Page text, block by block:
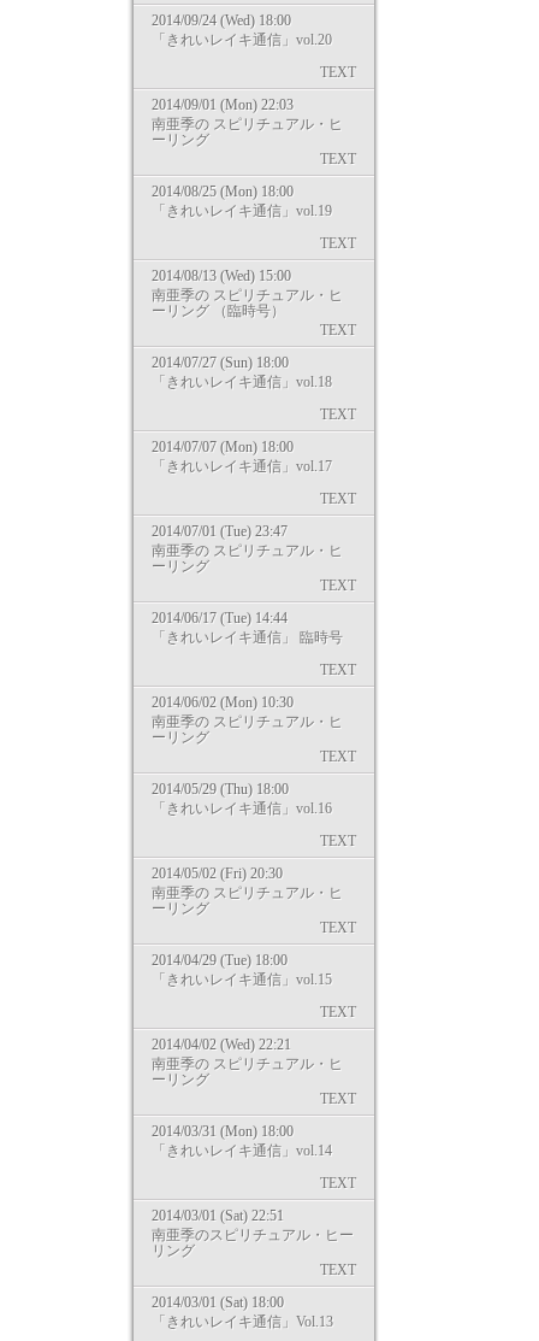
2014/09/24 (Wed) 18:00
「きれいレイキ通信」vol.20
TEXT
2014/09/01 (Mon) 22:03
南亜季の スピリチュアル・ヒ
ーリング
TEXT
2014/08/25 (Mon) 18:00
「きれいレイキ通信」vol.19
TEXT
2014/08/13 (Wed) 15:00
南亜季の スピリチュアル・ヒ
ーリング （臨時号）
TEXT
2014/07/27 (Sun) 18:00
「きれいレイキ通信」vol.18
TEXT
2014/07/07 (Mon) 18:00
「きれいレイキ通信」vol.17
TEXT
2014/07/01 (Tue) 23:47
南亜季の スピリチュアル・ヒ
ーリング
TEXT
2014/06/17 (Tue) 14:44
「きれいレイキ通信」 臨時号
TEXT
2014/06/02 (Mon) 10:30
南亜季の スピリチュアル・ヒ
ーリング
TEXT
2014/05/29 (Thu) 18:00
「きれいレイキ通信」vol.16
TEXT
2014/05/02 (Fri) 20:30
南亜季の スピリチュアル・ヒ
ーリング
TEXT
2014/04/29 (Tue) 18:00
「きれいレイキ通信」vol.15
TEXT
2014/04/02 (Wed) 22:21
南亜季の スピリチュアル・ヒ
ーリング
TEXT
2014/03/31 (Mon) 18:00
「きれいレイキ通信」vol.14
TEXT
2014/03/01 (Sat) 22:51
南亜季のスピリチュアル・ヒー
リング
TEXT
2014/03/01 (Sat) 18:00
「きれいレイキ通信」Vol.13